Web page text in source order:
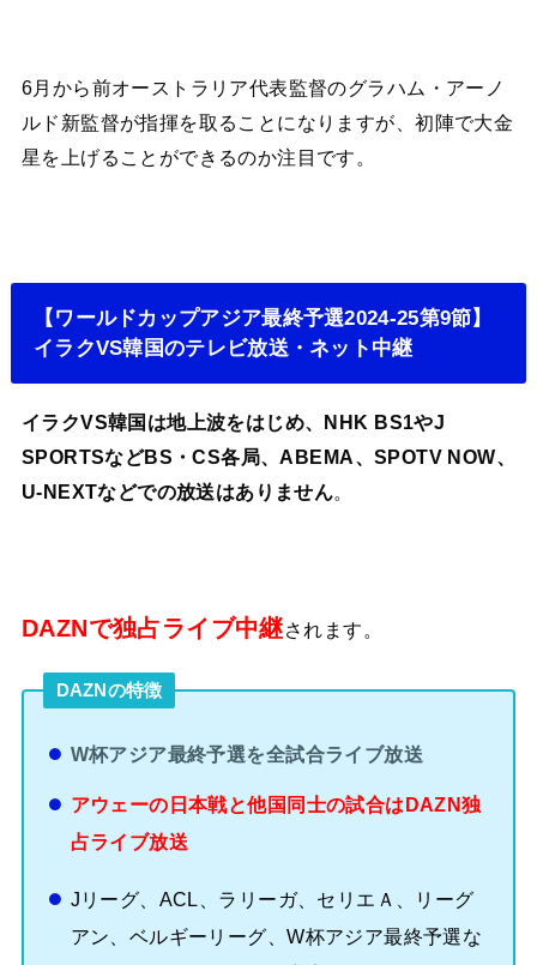
6月から前オーストラリア代表監督のグラハム・アーノ
ルド新監督が指揮を取ることになりますが、初陣で大金
星を上げることができるのか注目です。
【ワールドカップアジア最終予選2024-25第9節】
イラクVS韓国のテレビ放送・ネット中継
イラクVS韓国は地上波をはじめ、NHK BS1やJ
SPORTSなどBS・CS各局、ABEMA、SPOTV NOW、
U-NEXTなどでの放送はありません
DAZNで独占ライブ中継されます。
DAZNの特徴
W杯アジア最終予選を全試合ライブ放送
アウェーの日本戦と他国同士の試合はDAZN独
占ライブ放送
Jリーグ、ACL、ラリーガ、セリエＡ、リーグ
アン、ベルギーリーグ、W杯アジア最終予選な